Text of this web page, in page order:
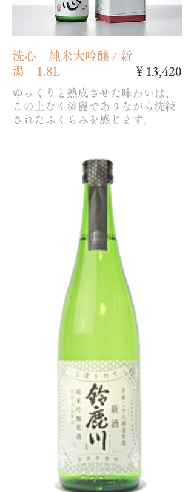
洗心 純米大吟醸 / 新
潟 1.8L
ゆっくりと熟成させた味わいは、
この上なく淡麗でありながら洗練
されたふくらみを感じます。
￥13,420